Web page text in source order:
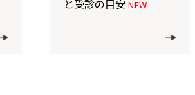
と受診の目安NEW